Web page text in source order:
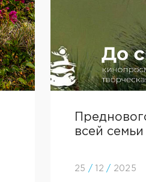
всей семьи
25 / 12 / 2025